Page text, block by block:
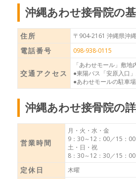
沖縄あわせ接骨院の
住所 〒904-2161 沖縄県沖
電話番号 098-938-0115
交通アクセス
「あわせモール」敷地
●東陽バス「安原入口
●あわせモールの駐車
沖縄あわせ接骨院の
営業時間
月・火・水・金
9：30～12：00／15：
土・日・祝
8：30～12：30／15：
定休日 木曜